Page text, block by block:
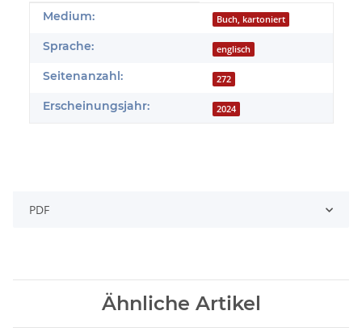
Produkteigenschaft
Wert
Medium: Buch, kartoniert
Sprache: englisch
Seitenanzahl: 272
Erscheinungsjahr: 2024
PDF
Ähnliche Artikel